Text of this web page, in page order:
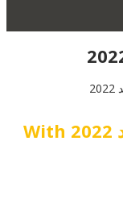
مرسيدس بنز سبرينتر 8 مقاعد 2022 With